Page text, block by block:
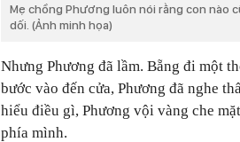
Mẹ chồng Phương luôn nói rằng con nào
dối. (Ảnh minh họa)
Nhưng Phương đã lầm. Bẵng đi một
bước vào đến cửa, Phương đã nghe
hiểu điều gì, Phương vội vàng che
phía mình.